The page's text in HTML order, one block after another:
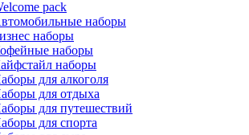
pack
наборы
наборы
наборы
наборы
для алкоголя
для отдыха
для путешествий
для спорта